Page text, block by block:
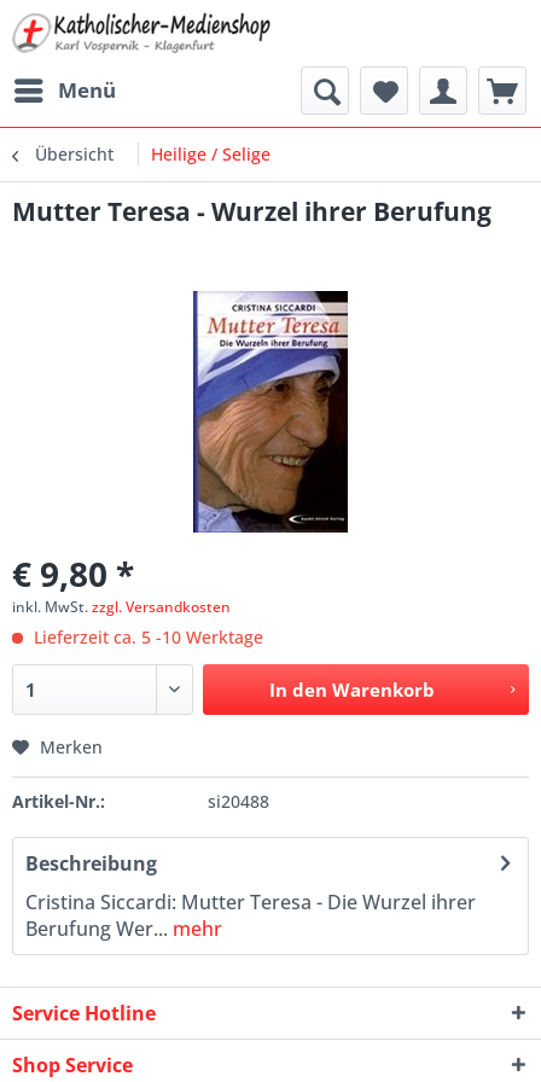
Menü
Übersicht Heilige / Selige
Mutter Teresa - Wurzel ihrer Berufung
€ 9,80 *
inkl. MwSt.zzgl. Versandkosten
Lieferzeit ca. 5 -10 Werktage
In den Warenkorb
Merken
Artikel-Nr.: si20488
Beschreibung
Cristina Siccardi: Mutter Teresa - Die Wurzel ihrer
Berufung Wer... mehr
Service Hotline
Shop Service